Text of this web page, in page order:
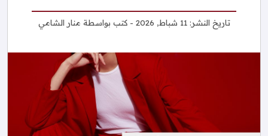
تاريخ النشر:11 شباط, 2026 - كتب بواسطة منار الشامي